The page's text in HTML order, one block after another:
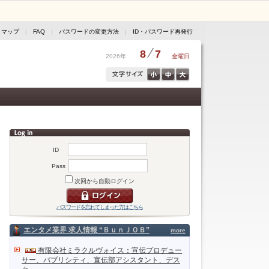
マップ| FAQ | パスワードの変更方法 | ID・パスワード再発行
2026年 8 7 金曜日
ID
Pass
次回から自動ログイン
パスワードを忘れてしまった方はこちら
more
エンタメ業界 求人情報 “ＢｕｎＪＯＢ”
有限会社ミラクルヴォイス：宣伝プロデュー
サー、パブリシティ、宣伝部アシスタント、デス